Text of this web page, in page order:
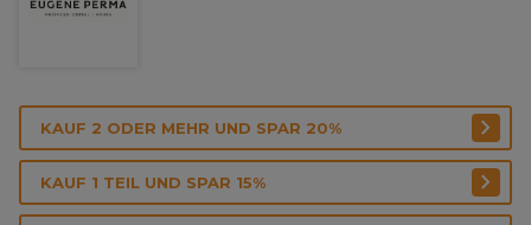
KAUF 2 ODER MEHR UND SPAR 20%
KAUF 1 TEIL UND SPAR 15%